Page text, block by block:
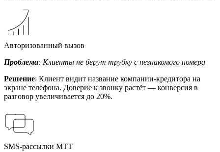
Авторизованный вызов
Проблема: Клиенты не берут трубку с незнакомого номера
Решение: Клиент видит название компании-кредитора на
экране телефона. Доверие к звонку растёт — конверсия в
разговор увеличивается до 20%.
SMS-рассылки МТТ